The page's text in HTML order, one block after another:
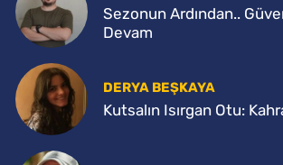
Sezonun Ardından..
Devam
DERYA BEŞKAYA
Kutsalın Isırgan Otu: